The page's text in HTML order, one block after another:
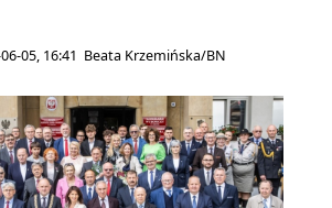
05, 16:41 Beata Krzemińska/BN